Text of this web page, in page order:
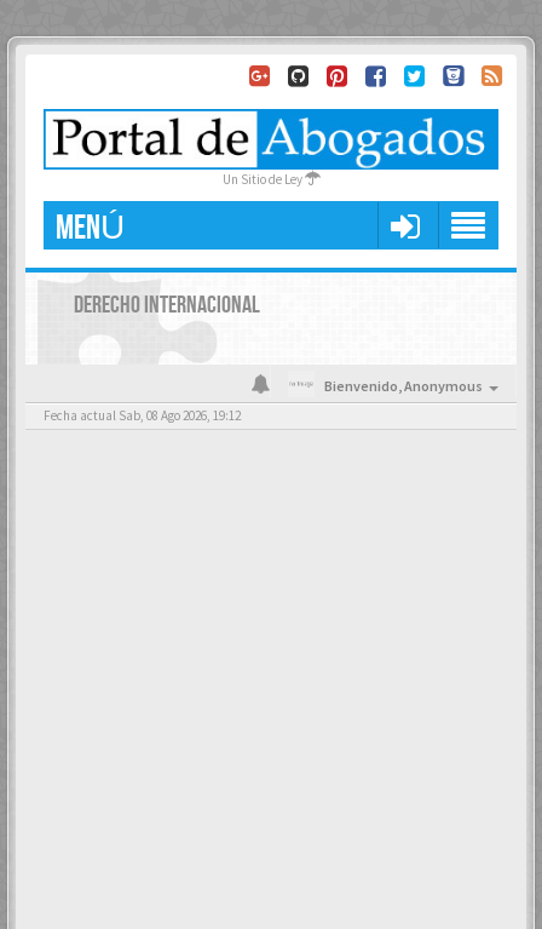
Un Sitio de Ley
MENÚ
DERECHO INTERNACIONAL
Bienvenido,Anonymous
Fecha actual Sab, 08 Ago 2026, 19:12